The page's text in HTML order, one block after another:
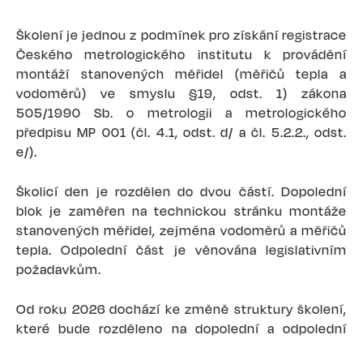
Školení je jednou z podmínek pro získání registrace
Českého metrologického institutu k provádění
montáží stanovených měřidel (měřičů tepla a
vodoměrů) ve smyslu §19, odst. 1) zákona
505/1990 Sb. o metrologii a metrologického
předpisu MP 001 (čl. 4.1, odst. d/ a čl. 5.2.2., odst.
e/).
Školicí den je rozdělen do dvou částí. Dopolední
blok je zaměřen na technickou stránku montáže
stanovených měřidel, zejména vodoměrů a měřičů
tepla. Odpolední část je věnována legislativním
požadavkům.
Od roku 2026 dochází ke změně struktury školení,
které bude rozděleno na dopolední a odpolední